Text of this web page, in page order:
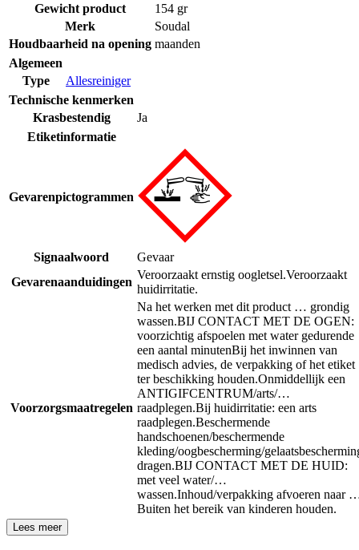
Gewicht product
154 gr
Merk
Soudal
Houdbaarheid na opening maanden
Algemeen
Type
Allesreiniger
Technische kenmerken
Krasbestendig
Ja
Etiketinformatie
Gevarenpictogrammen
Signaalwoord
Gevaar
Gevarenaanduidingen
Veroorzaakt ernstig oogletsel.Veroorzaakt
huidirritatie.
Voorzorgsmaatregelen
Na het werken met dit product … grondig
wassen.BIJ CONTACT MET DE OGEN:
voorzichtig afspoelen met water gedurende
een aantal minutenBij het inwinnen van
medisch advies, de verpakking of het etiket
ter beschikking houden.Onmiddellijk een
ANTIGIFCENTRUM/arts/…
raadplegen.Bij huidirritatie: een arts
raadplegen.Beschermende
handschoenen/beschermende
kleding/oogbescherming/
dragen.BIJ CONTACT MET DE HUID:
met veel water/…
wassen.Inhoud/verpakking afvoeren naar
Buiten het bereik van kinderen houden.
Lees meer